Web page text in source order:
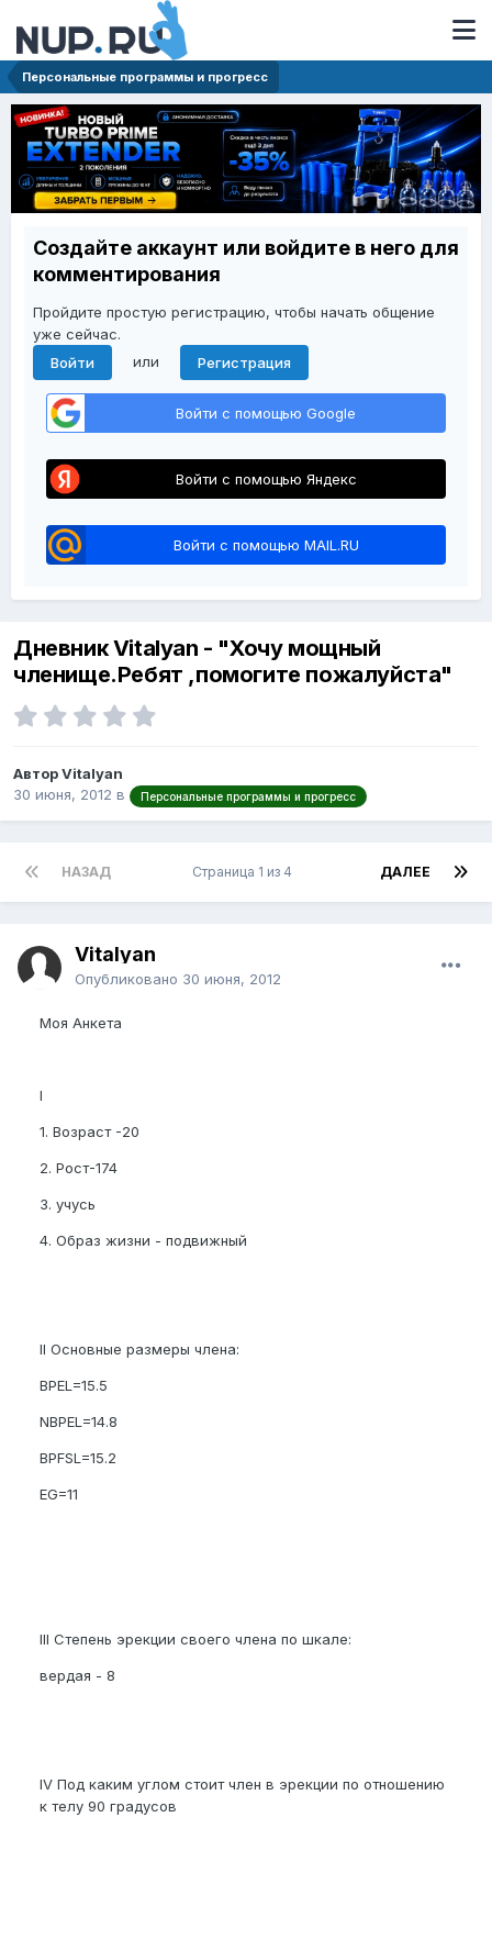
Персональные программы и прогресс
Создайте аккаунт или войдите в него для
комментирования
Пройдите простую регистрацию, чтобы начать общение
уже сейчас.
Войти
или Регистрация
Войти с помощью Google
Войти с помощью Яндекс
Войти с помощью MAIL.RU
Дневник Vitalyan - "Хочу мощный
членище.Ребят ,помогите пожалуйста"
Автор Vitalyan
30 июня, 2012 в Персональные программы и прогресс
НАЗАД ДАЛЕЕ
Страница 1 из 4
Vitalyan
Опубликовано 30 июня, 2012
Моя Анкета
I
1. Возраст -20
2. Рост-174
3. учусь
4. Образ жизни - подвижный
II Основные размеры члена:
BPEL=15.5
NBPEL=14.8
BPFSL=15.2
EG=11
III Степень эрекции своего члена по шкале:
вердая - 8
IV Под каким углом стоит член в эрекции по отношению
к телу 90 градусов